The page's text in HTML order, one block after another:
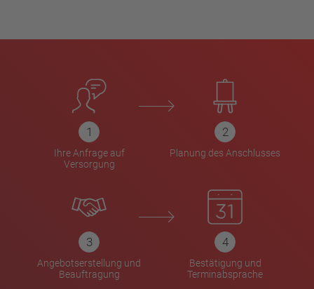
Ihre Anfrage auf
Versorgung
Planung des Anschlusses
Angebotserstellung und
Beauftragung
Bestätigung und
Terminabsprache